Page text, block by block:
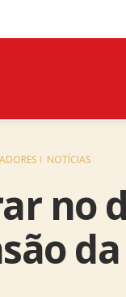
NOTÍCIAS
no